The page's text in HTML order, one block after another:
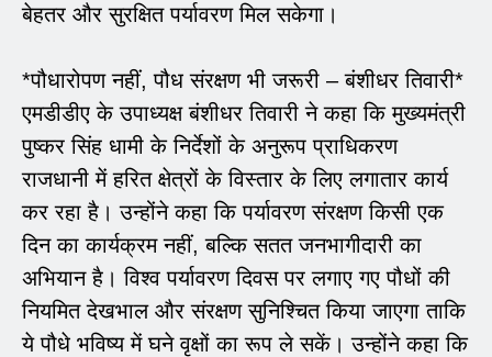
बेहतर और सुरक्षित पर्यावरण मिल सकेगा।
*पौधारोपण नहीं, पौध संरक्षण भी जरूरी – बंशीधर तिवारी*
एमडीडीए के उपाध्यक्ष बंशीधर तिवारी ने कहा कि मुख्यमंत्री
पुष्कर सिंह धामी के निर्देशों के अनुरूप प्राधिकरण
राजधानी में हरित क्षेत्रों के विस्तार के लिए लगातार कार्य
कर रहा है। उन्होंने कहा कि पर्यावरण संरक्षण किसी एक
दिन का कार्यक्रम नहीं, बल्कि सतत जनभागीदारी का
अभियान है। विश्व पर्यावरण दिवस पर लगाए गए पौधों की
नियमित देखभाल और संरक्षण सुनिश्चित किया जाएगा ताकि
ये पौधे भविष्य में घने वृक्षों का रूप ले सकें। उन्होंने कहा कि